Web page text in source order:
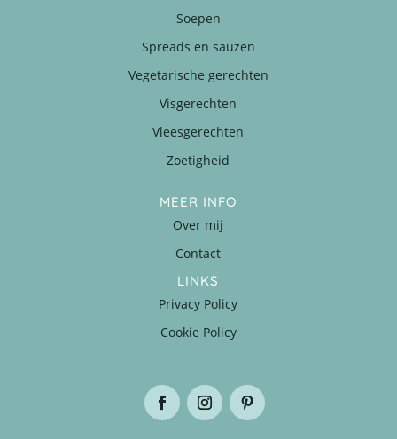
Soepen
Spreads en sauzen
Vegetarische gerechten
Visgerechten
Vleesgerechten
Zoetigheid
MEER INFO
Over mij
Contact
LINKS
Privacy Policy
Cookie Policy